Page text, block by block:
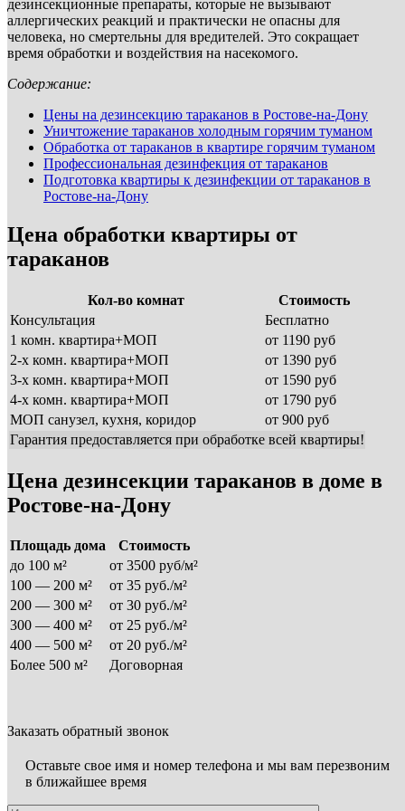
дезинсекционные препараты, которые не вызывают
аллергических реакций и практически не опасны для
человека, но смертельны для вредителей. Это сокращает
время обработки и воздействия на насекомого.
Содержание:
Цены на дезинсекцию тараканов в Ростове-на-Дону
Уничтожение тараканов холодным горячим туманом
Обработка от тараканов в квартире горячим туманом
Профессиональная дезинфекция от тараканов
Подготовка квартиры к дезинфекции от тараканов в
Ростове-на-Дону
Цена обработки квартиры от
тараканов
Кол-во комнат
Стоимость
Консультация
Бесплатно
1 комн. квартира+МОП
от 1190 руб
2-х комн. квартира+МОП
от 1390 руб
3-х комн. квартира+МОП
от 1590 руб
4-х комн. квартира+МОП
от 1790 руб
МОП санузел, кухня, коридор
от 900 руб
Гарантия предоставляется при обработке всей квартиры!
Цена дезинсекции тараканов в доме в
Ростове-на-Дону
Площадь дома
Стоимость
до 100 м²
от 3500 руб/м²
100 — 200 м²
от 35 руб./м²
200 — 300 м²
от 30 руб./м²
300 — 400 м²
от 25 руб./м²
400 — 500 м²
от 20 руб./м²
Более 500 м²
Договорная
Заказать обратный звонок
Оставьте свое имя и номер телефона и мы вам перезвоним
в ближайшее время